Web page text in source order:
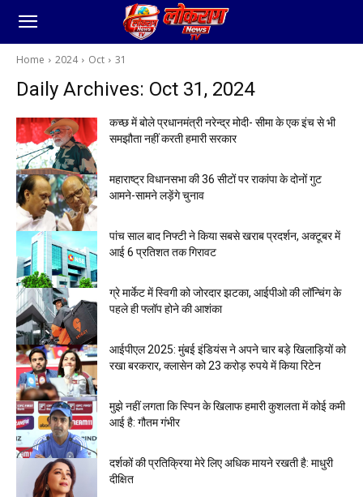
Home 2024 Oct 31
Daily Archives: Oct 31, 2024
कच्छ में बोले प्रधानमंत्री नरेन्द्र मोदी- सीमा के एक इंच से भी
समझौता नहीं करती हमारी सरकार
महाराष्ट्र विधानसभा की 36 सीटों पर राकांपा के दोनों गुट
आमने-सामने लड़ेंगे चुनाव
पांच साल बाद निफ्टी ने किया सबसे खराब प्रदर्शन, अक्टूबर में
आई 6 प्रतिशत तक गिरावट
ग्रे मार्केट में स्विगी को जोरदार झटका, आईपीओ की लॉन्चिंग के
पहले ही फ्लॉप होने की आशंका
आईपीएल 2025: मुंबई इंडियंस ने अपने चार बड़े खिलाड़ियों को
रखा बरकरार, क्लासेन को 23 करोड़ रुपये में किया रिटेन
मुझे नहीं लगता कि स्पिन के खिलाफ हमारी कुशलता में कोई कमी
आई है: गौतम गंभीर
दर्शकों की प्रतिक्रिया मेरे लिए अधिक मायने रखती है: माधुरी
दीक्षित